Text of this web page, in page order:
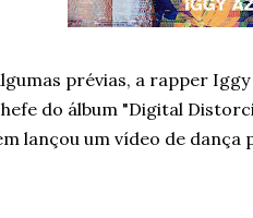
prévias, a rapper
do álbum "Digital
lançou um vídeo de dança